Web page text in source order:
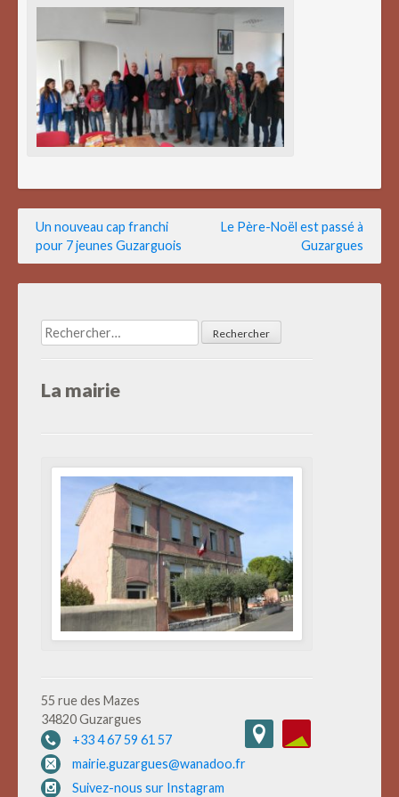
Navigation
de
l’article
Un nouveau cap franchi
pour 7 jeunes Guzarguois
Le Père-Noël est passé à
Guzargues
Rechercher :
La mairie
55 rue des Mazes
34820 Guzargues
+33 4 67 59 61 57
mairie.guzargues@wanadoo.fr
Suivez-nous sur Instagram